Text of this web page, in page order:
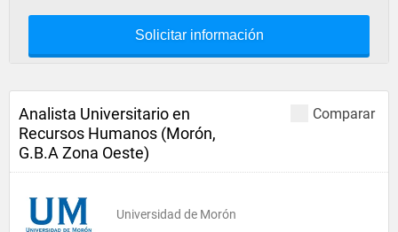
Solicitar información
Comparar
Analista Universitario en
Recursos Humanos (Morón,
G.B.A Zona Oeste)
Universidad de Morón